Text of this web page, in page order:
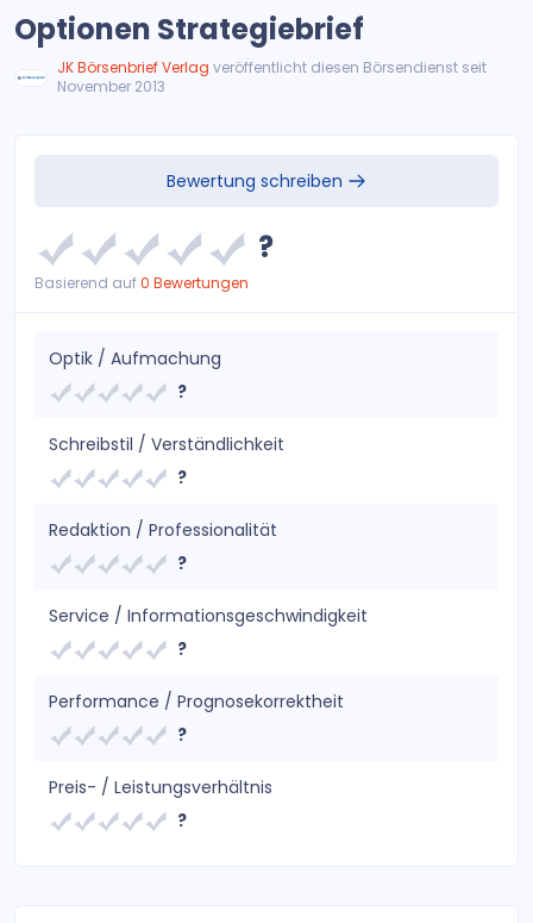
Optionen Strategiebrief
JK Börsenbrief Verlag veröffentlicht diesen Börsendienst seit
November 2013
Bewertung schreiben
?
Basierend auf0 Bewertungen
Optik / Aufmachung
?
Schreibstil / Verständlichkeit
?
Redaktion / Professionalität
?
Service / Informationsgeschwindigkeit
?
Performance / Prognosekorrektheit
?
Preis- / Leistungsverhältnis
?